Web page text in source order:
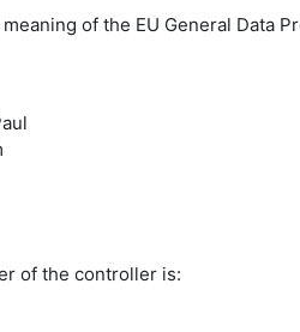
of the EU General Data
of the controller is: